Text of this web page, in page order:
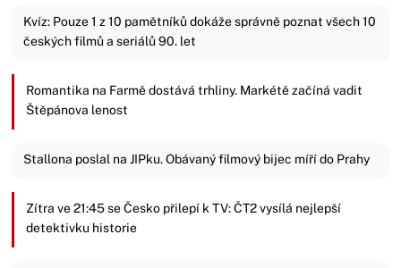
Kvíz: Pouze 1 z 10 pamětníků dokáže správně poznat všech 10
českých filmů a seriálů 90. let
Romantika na Farmě dostává trhliny. Markétě začíná vadit
Štěpánova lenost
Stallona poslal na JIPku. Obávaný filmový bijec míří do Prahy
Zítra ve 21:45 se Česko přilepí k TV: ČT2 vysílá nejlepší
detektivku historie